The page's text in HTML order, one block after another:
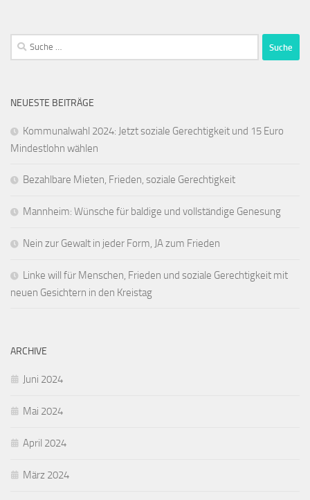
Suche
nach:
NEUESTE BEITRÄGE
Kommunalwahl 2024: Jetzt soziale Gerechtigkeit und 15 Euro
Mindestlohn wählen
Bezahlbare Mieten, Frieden, soziale Gerechtigkeit
Mannheim: Wünsche für baldige und vollständige Genesung
Nein zur Gewalt in jeder Form, JA zum Frieden
Linke will für Menschen, Frieden und soziale Gerechtigkeit mit
neuen Gesichtern in den Kreistag
ARCHIVE
Juni 2024
Mai 2024
April 2024
März 2024